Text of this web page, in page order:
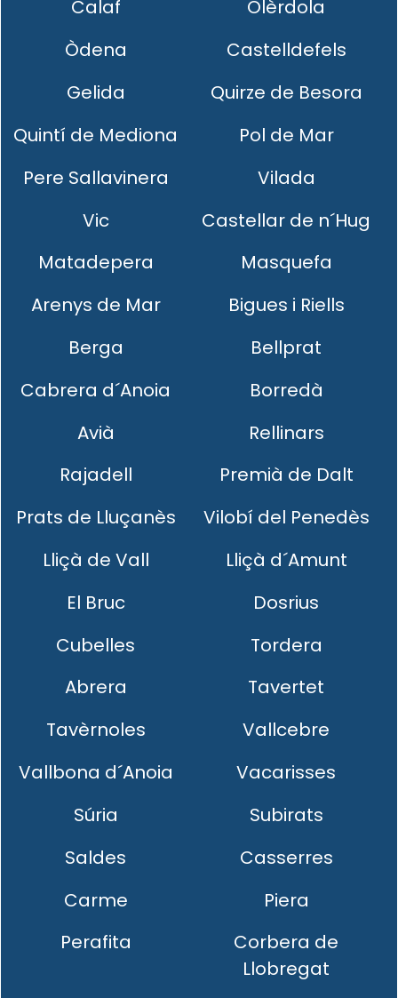
Calaf
Olèrdola
Òdena
Castelldefels
Gelida
Quirze de Besora
Quintí de Mediona
Pol de Mar
Pere Sallavinera
Vilada
Vic
Castellar de n´Hug
Matadepera
Masquefa
Arenys de Mar
Bigues i Riells
Berga
Bellprat
Cabrera d´Anoia
Borredà
Avià
Rellinars
Rajadell
Premià de Dalt
Prats de Lluçanès
Vilobí del Penedès
Lliçà de Vall
Lliçà d´Amunt
El Bruc
Dosrius
Cubelles
Tordera
Abrera
Tavertet
Tavèrnoles
Vallcebre
Vallbona d´Anoia
Vacarisses
Súria
Subirats
Saldes
Casserres
Carme
Piera
Perafita
Corbera de
Llobregat